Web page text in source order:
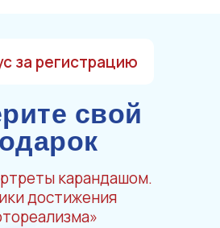
свой
за регистрацию
карандашом.
достижения